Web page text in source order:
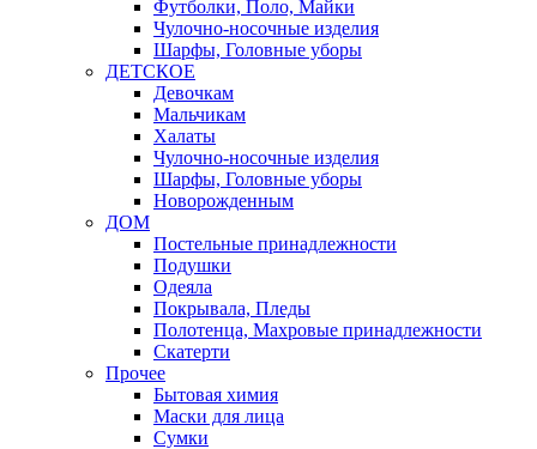
Футболки, Поло, Майки
Чулочно-носочные изделия
Шарфы, Головные уборы
ДЕТСКОЕ
Девочкам
Мальчикам
Халаты
Чулочно-носочные изделия
Шарфы, Головные уборы
Новорожденным
ДОМ
Постельные принадлежности
Подушки
Одеяла
Покрывала, Пледы
Полотенца, Махровые принадлежности
Скатерти
Прочее
Бытовая химия
Маски для лица
Сумки